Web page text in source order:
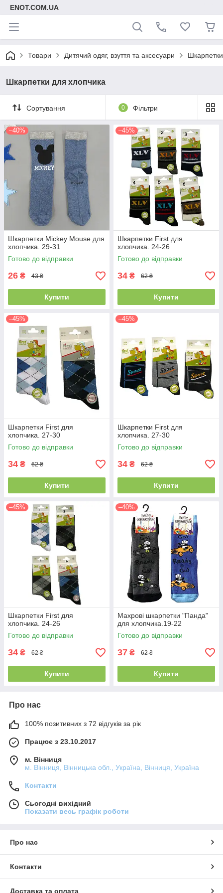
ENOT.COM.UA
Товари Дитячий одяг, взуття та аксесуари Шкарпетки
Шкарпетки для хлопчика
Сортування 0 Фільтри
–40%
Шкарпетки Mickey Mouse для
хлопчика. 29-31
Готово до відправки
26 ₴ 43 ₴
Купити
–45%
Шкарпетки First для
хлопчика. 24-26
Готово до відправки
34 ₴ 62 ₴
Купити
–45%
Шкарпетки First для
хлопчика. 27-30
Готово до відправки
34 ₴ 62 ₴
Купити
–45%
Шкарпетки First для
хлопчика. 27-30
Готово до відправки
34 ₴ 62 ₴
Купити
–45%
Шкарпетки First для
хлопчика. 24-26
Готово до відправки
34 ₴ 62 ₴
Купити
–40%
Махрові шкарпетки "Панда"
для хлопчика.19-22
Готово до відправки
37 ₴ 62 ₴
Купити
Про нас
100% позитивних з 72 відгуків за рік
Працює з 23.10.2017
м. Вінниця
м. Вінниця, Вінницька обл., Україна, Вінниця, Україна
Контакти
Сьогодні вихідний
Показати весь графік роботи
Про нас
Контакти
Доставка та оплата